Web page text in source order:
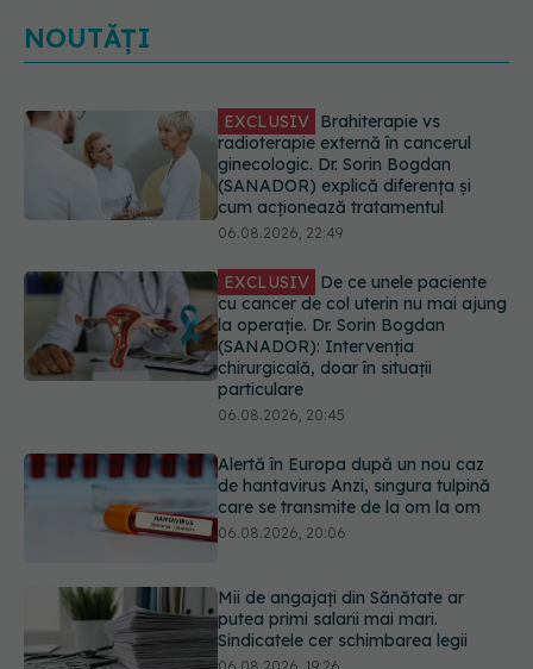
NOUTĂȚI
EXCLUSIV De ce unele paciente
cu cancer de col uterin nu mai ajung
la operație. Dr. Sorin Bogdan
(SANADOR): Intervenția
chirurgicală, doar în situații
particulare
Alertă în Europa după un nou caz
de hantavirus Anzi, singura tulpină
care se transmite de la om la om
06.08.2026, 20:06
putea primi salarii mai mari.
Sindicatele cer schimbarea legii
06.08.2026, 19:26
care pot fi tratate fără operație. Dr.
Sorin Bogdan (SANADOR): Chirurgia
este indicată doar punctual, pentru
anumite categorii de paciente